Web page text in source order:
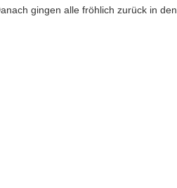
gingen alle fröhlich zurück in den